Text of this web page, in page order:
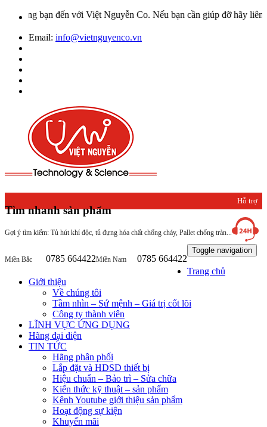
bạn đến với Việt Nguyễn Co. Nếu bạn cần giúp đỡ hãy liên hệ
Email: info@vietnguyenco.vn
Tìm nhanh sản phẩm
Gợi ý tìm kiếm: Tủ hút khí độc, tủ đựng hóa chất chống cháy, Pallet chống tràn...
Hỗ trợ
khách
hàng
Miền Bắc 0785 664422Miền Nam 0785 664422
Toggle navigation
Trang chủ
Giới thiệu
Về chúng tôi
Tầm nhìn – Sứ mệnh – Giá trị cốt lõi
Công ty thành viên
LĨNH VỰC ỨNG DỤNG
Hãng đại diện
TIN TỨC
Hãng phân phối
Lắp đặt và HDSD thiết bị
Hiệu chuẩn – Bảo trì – Sửa chữa
Kiến thức kỹ thuật – sản phẩm
Kênh Youtube giới thiệu sản phẩm
Hoạt động sự kiện
Khuyến mãi